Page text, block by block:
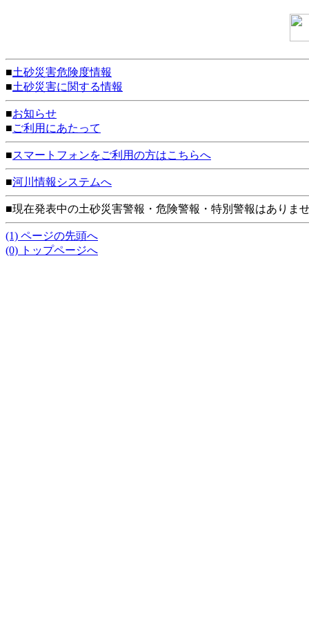
■土砂災害危険度情報
■土砂災害に関する情報
■お知らせ
■ご利用にあたって
■スマートフォンをご利用の方はこちらへ
■河川情報システムへ
■現在発表中の土砂災害警報・危険警報・特別警報はありま
(1) ページの先頭へ
(0) トップページへ